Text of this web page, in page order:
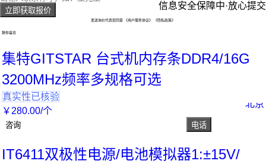
立即获取报价 信息安全保障中·放心提交
发送询价代表您同意 《用户服务协议》 《隐私政策》
猜你喜欢
集特GITSTAR 台式机内存条DDR4/16G
3200MHz频率多规格可选
真实性已核验
￥280.00/个
北京
咨询 电话
IT6411双极性电源/电池模拟器1:±15V/